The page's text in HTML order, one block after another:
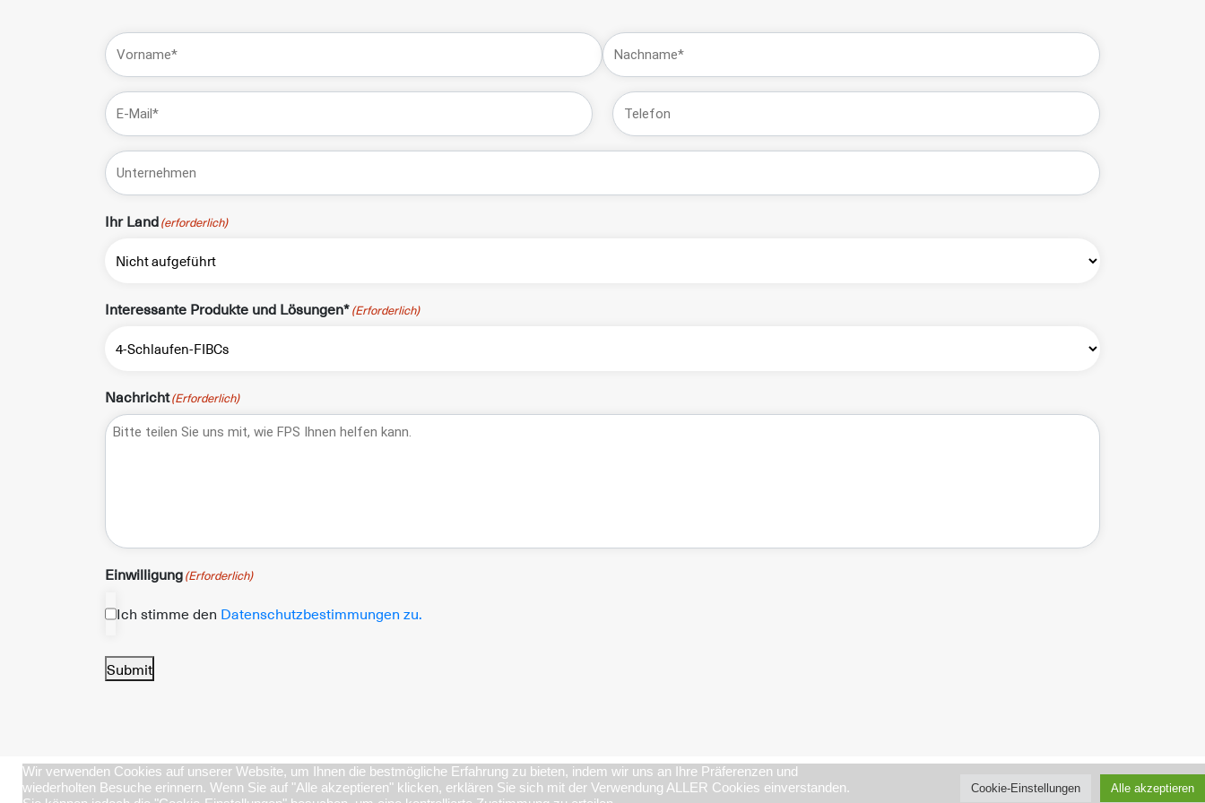
Name
Vorname Zuletzt
E-
Mail (Pflichtfeld)
Telefon
Unternehmen*
Ihr Land(erforderlich)
Interessante Produkte und Lösungen*(Erforderlich)
Nachricht(Erforderlich)
Einwilligung(Erforderlich)
Ich stimme den Datenschutzbestimmungen zu.
Submit
Produkte und Lösungen Branchen Über uns Kontakt
Wir verwenden Cookies auf unserer Website, um Ihnen die bestmögliche Erfahrung zu bieten, indem wir uns an Ihre Präferenzen und
wiederholten Besuche erinnern. Wenn Sie auf "Alle akzeptieren" klicken, erklären Sie sich mit der Verwendung ALLER Cookies einverstanden.
Cookie-Einstellungen Alle akzeptieren